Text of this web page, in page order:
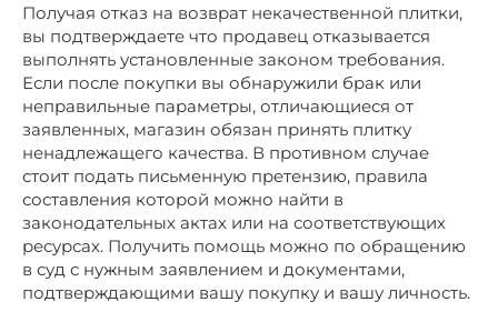
Получая отказ на возврат некачественной плитки,
вы подтверждаете что продавец отказывается
выполнять установленные законом требования.
Если после покупки вы обнаружили брак или
неправильные параметры, отличающиеся от
заявленных, магазин обязан принять плитку
ненадлежащего качества. В противном случае
стоит подать письменную претензию, правила
составления которой можно найти в
законодательных актах или на соответствующих
ресурсах. Получить помощь можно по обращению
в суд с нужным заявлением и документами,
подтверждающими вашу покупку и вашу личность.